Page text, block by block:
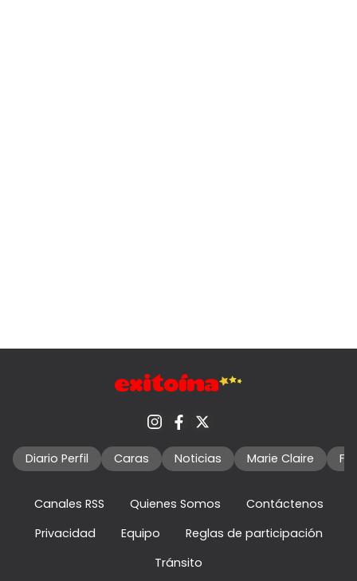
Diario Perfil Caras Noticias Marie Claire
Canales RSS Quienes Somos
Contáctenos
Privacidad
Equipo
Reglas de participación
Tránsito